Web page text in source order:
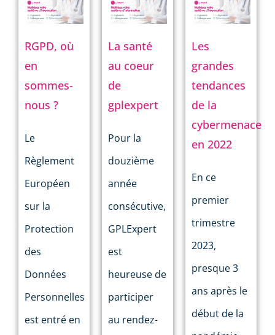
RGPD, où
en
sommes-
nous ?
Le
Règlement
Européen
sur la
Protection
des
Données
Personnelles
est entré en
La santé
au coeur
de
gplexpert
Pour la
douzième
année
consécutive,
GPLExpert
est
heureuse de
participer
au rendez-
Les
grandes
tendances
de la
cybermenace
en 2022
En ce
premier
trimestre
2023,
presque 3
ans après le
début de la